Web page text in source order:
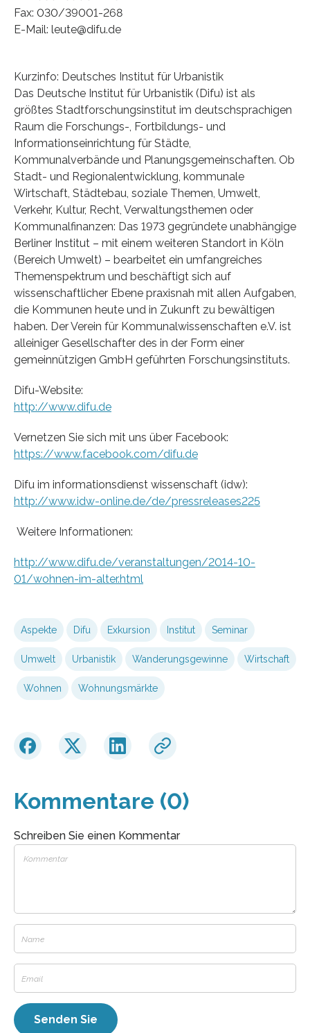
Fax: 030/39001-268
E-Mail: leute@difu.de
Kurzinfo: Deutsches Institut für Urbanistik
Das Deutsche Institut für Urbanistik (Difu) ist als
größtes Stadtforschungsinstitut im deutschsprachigen
Raum die Forschungs-, Fortbildungs- und
Informationseinrichtung für Städte,
Kommunalverbände und Planungsgemeinschaften. Ob
Stadt- und Regionalentwicklung, kommunale
Wirtschaft, Städtebau, soziale Themen, Umwelt,
Verkehr, Kultur, Recht, Verwaltungsthemen oder
Kommunalfinanzen: Das 1973 gegründete unabhängige
Berliner Institut – mit einem weiteren Standort in Köln
(Bereich Umwelt) – bearbeitet ein umfangreiches
Themenspektrum und beschäftigt sich auf
wissenschaftlicher Ebene praxisnah mit allen Aufgaben,
die Kommunen heute und in Zukunft zu bewältigen
haben. Der Verein für Kommunalwissenschaften e.V. ist
alleiniger Gesellschafter des in der Form einer
gemeinnützigen GmbH geführten Forschungsinstituts.
Difu-Website:
http://www.difu.de
Vernetzen Sie sich mit uns über Facebook:
https://www.facebook.com/difu.de
Difu im informationsdienst wissenschaft (idw):
http://www.idw-online.de/de/pressreleases225
Weitere Informationen:
http://www.difu.de/veranstaltungen/2014-10-
01/wohnen-im-alter.html
Aspekte Difu Exkursion Institut Seminar
Umwelt Urbanistik Wanderungsgewinne Wirtschaft
Wohnen Wohnungsmärkte
Kommentare (0)
Schreiben Sie einen Kommentar